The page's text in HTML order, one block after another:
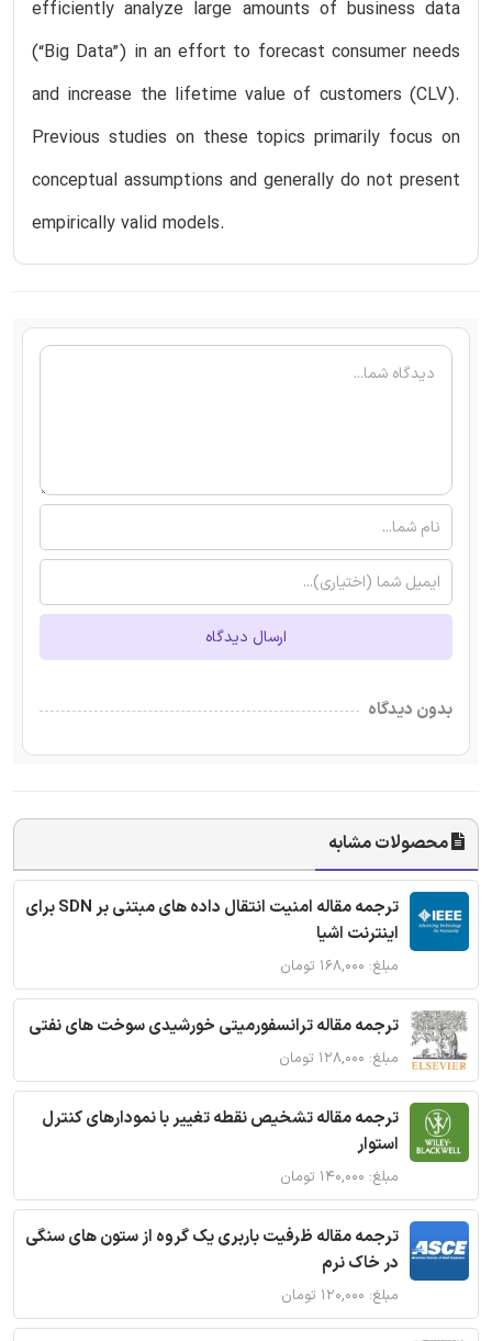
efficiently analyze large amounts of business data
(“Big Data”) in an effort to forecast consumer needs
and increase the lifetime value of customers (CLV).
Previous studies on these topics primarily focus on
conceptual assumptions and generally do not present
empirically valid models.
ارسال دیدگاه
بدون دیدگاه
محصولات مشابه
ترجمه مقاله امنیت انتقال داده های مبتنی بر SDN برای
اینترنت اشیا
مبلغ: ۱۶۸,۰۰۰ تومان
ترجمه مقاله ترانسفورمیتی خورشیدی سوخت های نفتی
مبلغ: ۱۲۸,۰۰۰ تومان
ترجمه مقاله تشخیص نقطه تغییر با نمودارهای کنترل
استوار
مبلغ: ۱۴۰,۰۰۰ تومان
ترجمه مقاله ظرفیت باربری یک گروه از ستون های سنگی
در خاک نرم
مبلغ: ۱۲۰,۰۰۰ تومان